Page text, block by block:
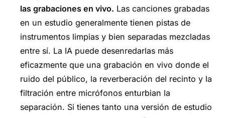
las grabaciones en vivo. Las canciones grabadas
en un estudio generalmente tienen pistas de
instrumentos limpias y bien separadas mezcladas
entre sí. La IA puede desenredarlas más
eficazmente que una grabación en vivo donde el
ruido del público, la reverberación del recinto y la
filtración entre micrófonos enturbian la
separación. Si tienes tanto una versión de estudio